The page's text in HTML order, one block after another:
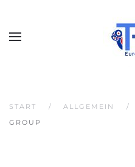
START ALLGEMEIN
GROUP